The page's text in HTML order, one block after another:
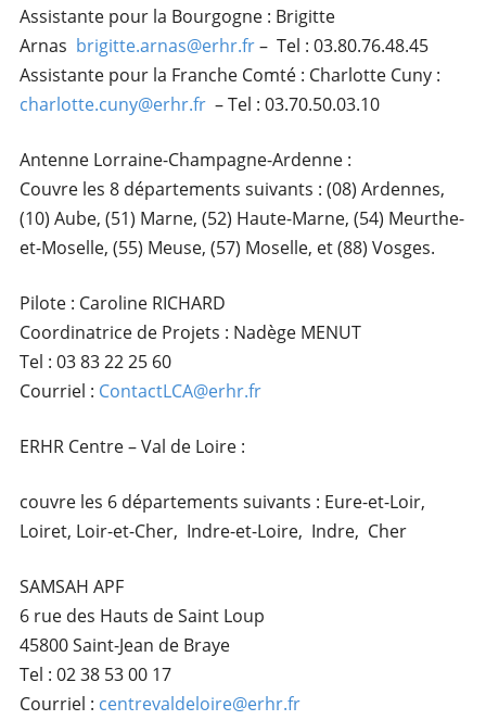
Assistante pour la Bourgogne : Brigitte
Arnas brigitte.arnas@erhr.fr– Tel : 03.80.76.48.45
Assistante pour la Franche Comté : Charlotte Cuny :
charlotte.cuny@erhr.fr– Tel : 03.70.50.03.10
Antenne Lorraine-Champagne-Ardenne :
Couvre les 8 départements suivants : (08) Ardennes,
(10) Aube, (51) Marne, (52) Haute-Marne, (54) Meurthe-
et-Moselle, (55) Meuse, (57) Moselle, et (88) Vosges.
Pilote : Caroline RICHARD
Coordinatrice de Projets : Nadège MENUT
Tel : 03 83 22 25 60
Courriel : ContactLCA@erhr.fr
ERHR Centre – Val de Loire :
couvre les 6 départements suivants : Eure-et-Loir,
Loiret, Loir-et-Cher, Indre-et-Loire, Indre, Cher
SAMSAH APF
6 rue des Hauts de Saint Loup
45800 Saint-Jean de Braye
Tel : 02 38 53 00 17
Courriel : centrevaldeloire@erhr.fr